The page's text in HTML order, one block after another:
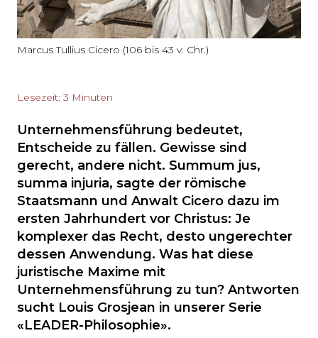
Marcus Tullius Cicero (106 bis 43 v. Chr.)
Lesezeit: 3 Minuten
Unternehmensführung bedeutet,
Entscheide zu fällen. Gewisse sind
gerecht, andere nicht. Summum jus,
summa injuria, sagte der römische
Staatsmann und Anwalt Cicero dazu im
ersten Jahrhundert vor Christus: Je
komplexer das Recht, desto ungerechter
dessen Anwendung. Was hat diese
juristische Maxime mit
Unternehmensführung zu tun? Antworten
sucht Louis Grosjean in unserer Serie
«LEADER-Philosophie».